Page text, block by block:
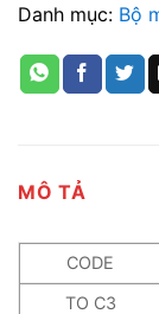
Danh mục: Bộ
MÔ TẢ
CODE
TO C3